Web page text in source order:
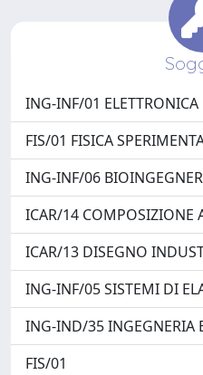
ING-INF/01 ELETTRONICA
FIS/01 FISICA
ING-INF/06
ICAR/14 COMPOSIZIONE
ICAR/13 DISEGNO
ING-INF/05 SISTEMI DI
ING-IND/35 INGEGNERIA
FIS/01